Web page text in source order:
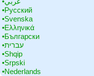
•‎Русский
•‎Svenska
•‎Ελληνικά
•‎Български
•‎עברית
•‎Shqip
•‎Srpski
•‎Nederlands